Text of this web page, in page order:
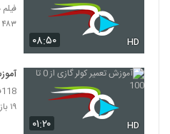
۰۸:۵۰ HD
۴۸۳ بازدید
۰۱:۲۰ HD
118فایل اولین مرکز فروش فایل حجمی
۱۹ بازدید